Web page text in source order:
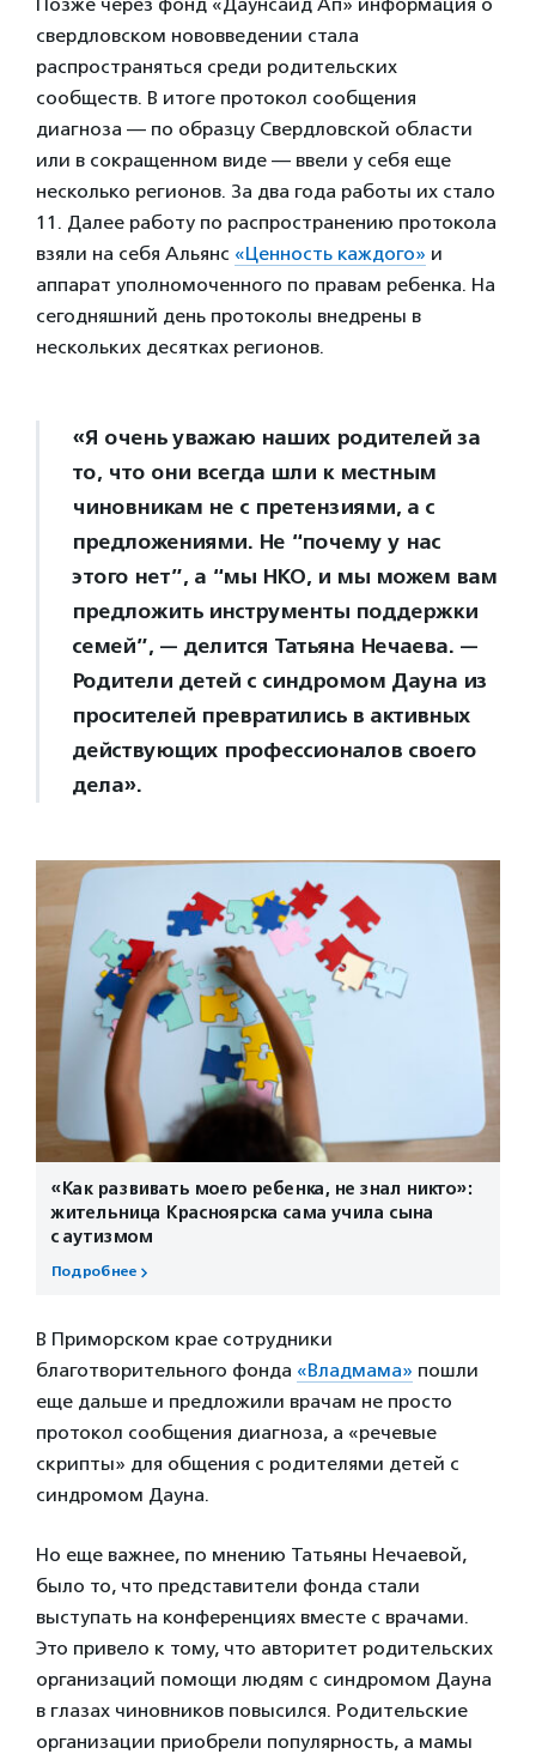
свердловском нововведении стала
распространяться среди родительских
сообществ. В итоге протокол сообщения
диагноза — по образцу Свердловской области
или в сокращенном виде — ввели у себя еще
несколько регионов. За два года работы их стало
11. Далее работу по распространению протокола
взяли на себя Альянс «Ценность каждого» и
аппарат уполномоченного по правам ребенка. На
сегодняшний день протоколы внедрены в
нескольких десятках регионов.
«Я очень уважаю наших родителей за
то, что они всегда шли к местным
чиновникам не с претензиями, а с
предложениями. Не “почему у нас
этого нет”, а “мы НКО, и мы можем вам
предложить инструменты поддержки
семей”, — делится Татьяна Нечаева. —
Родители детей с синдромом Дауна из
просителей превратились в активных
действующих профессионалов своего
дела».
«Как развивать моего ребенка, не знал никто»:
жительница Красноярска сама учила сына
с аутизмом
Подробнее
В Приморском крае сотрудники
благотворительного фонда «Владмама» пошли
еще дальше и предложили врачам не просто
протокол сообщения диагноза, а «речевые
скрипты» для общения с родителями детей с
синдромом Дауна.
Но еще важнее, по мнению Татьяны Нечаевой,
было то, что представители фонда стали
выступать на конференциях вместе с врачами.
Это привело к тому, что авторитет родительских
организаций помощи людям с синдромом Дауна
в глазах чиновников повысился. Родительские
организации приобрели популярность, а мамы